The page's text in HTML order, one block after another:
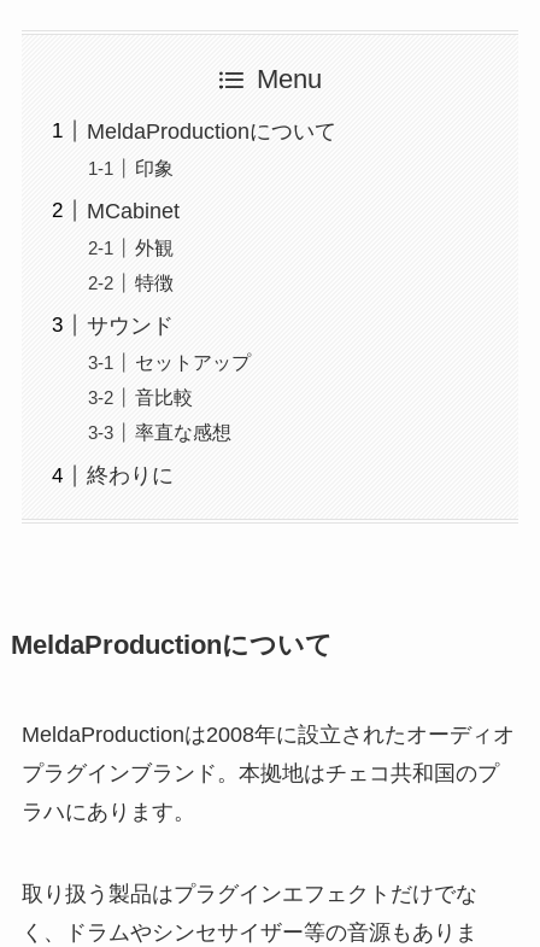
Menu
MeldaProductionについて
印象
MCabinet
外観
特徴
サウンド
セットアップ
音比較
率直な感想
終わりに
MeldaProductionについて
MeldaProductionは2008年に設立されたオーディオ
プラグインブランド。本拠地はチェコ共和国のプ
ラハにあります。
取り扱う製品はプラグインエフェクトだけでな
く、ドラムやシンセサイザー等の音源もありま